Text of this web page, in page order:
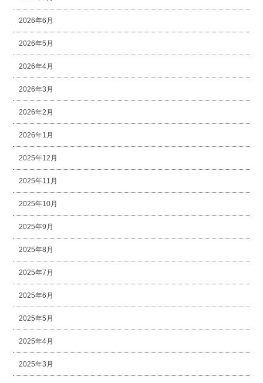
2026年6月
2026年5月
2026年4月
2026年3月
2026年2月
2026年1月
2025年12月
2025年11月
2025年10月
2025年9月
2025年8月
2025年7月
2025年6月
2025年5月
2025年4月
2025年3月